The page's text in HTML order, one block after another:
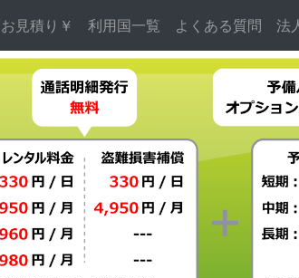
お見積り￥ 利用国一覧 よくある質問 法